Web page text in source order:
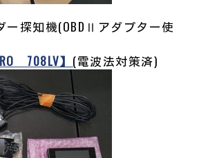
ー探知機(OBDⅡアダプター使
708LV】 (電波法対策済)